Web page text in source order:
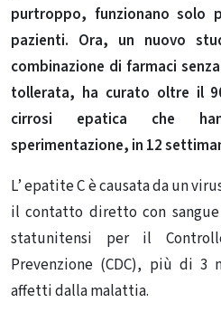
purtroppo, funzionano solo
pazienti. Ora, un nuovo
combinazione di farmaci
tollerata, ha curato oltre il
cirrosi epatica che
sperimentazione, in 12
L’ epatite C è causata da un
il contatto diretto con
statunitensi per il
Prevenzione (CDC), più di 3
affetti dalla malattia.